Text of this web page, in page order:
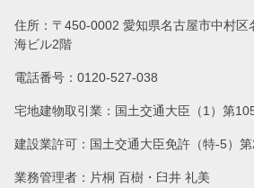
住所：〒450-0002 愛知県名古屋市中村区
海ビル2階
電話番号：0120-527-038
宅地建物取引業：国土交通大臣（1）第
建設業許可：国土交通大臣免許（特-5）
業務管理者：片桐 百樹・臼井 礼美